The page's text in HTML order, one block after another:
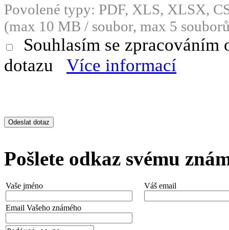
Povolené typy: PDF, XLS, XLSX,
(max 10 MB / soubor, max 5
Souhlasím se
dotazu
Více informací
Pošlete odkaz svému
Vaše jméno Váš email
Email Vašeho známého